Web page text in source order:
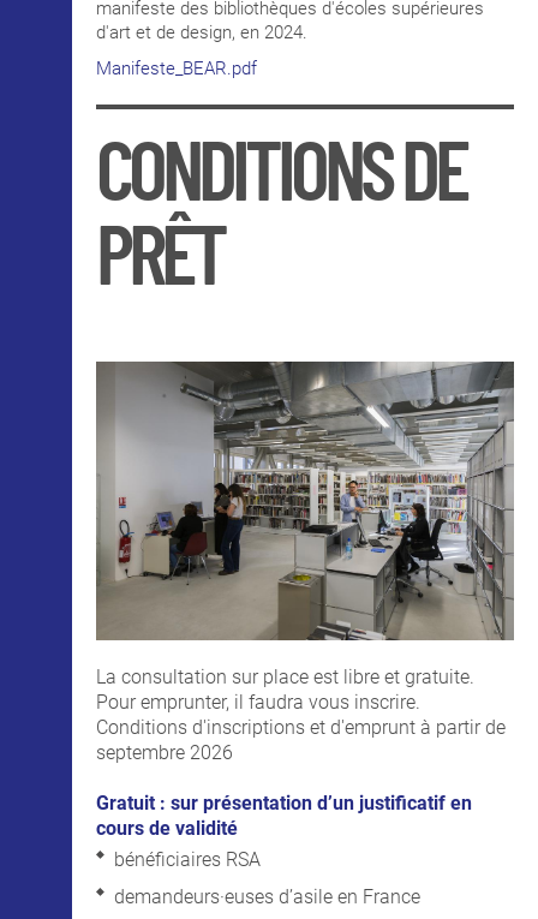
manifeste des bibliothèques d'écoles supérieures
d'art et de design, en 2024.
Manifeste_BEAR.pdf
CONDITIONS DE
PRÊT
La consultation sur place est libre et gratuite.
Pour emprunter, il faudra vous inscrire.
Conditions d'inscriptions et d'emprunt à partir de
septembre 2026
Gratuit : sur présentation d’un justificatif en
cours de validité
bénéficiaires RSA
demandeurs·euses d’asile en France